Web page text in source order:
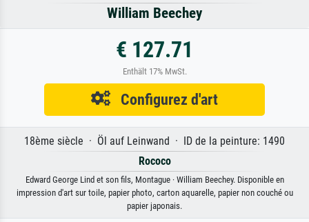
William Beechey
€ 127.71
Enthält 17% MwSt.
Configurez d'art
18ème siècle · Öl auf Leinwand · ID de la peinture: 1490
Rococo
Edward George Lind et son fils, Montague · William Beechey. Disponible en
impression d'art sur toile, papier photo, carton aquarelle, papier non couché ou
papier japonais.